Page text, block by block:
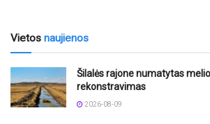
Vietos naujienos
Šilalės rajone numatytas
rekonstravimas
2026-08-09